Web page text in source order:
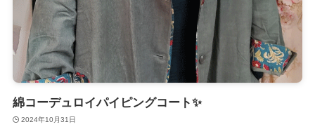
綿コーデュロイパイピングコート✨
2024年10月31日